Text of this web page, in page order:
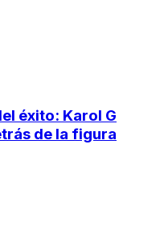
éxito: Karol G
de la figura